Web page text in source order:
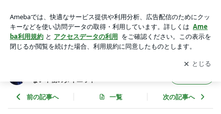
やせる！リバウンドしない本物のダイエット
アプリをダウンロードして ブログの更新通知
を受け取りまし
ょう。
開く
ない本物のダイエット
前の記事へ 一覧 次の記事へ